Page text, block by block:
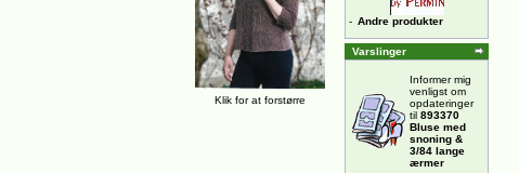
Klik for at forstørre
- Andre produkter
Varslinger
Informer mig
venligst om
opdateringer
til 893370
Bluse med
snoning &
3/84 lange
ærmer